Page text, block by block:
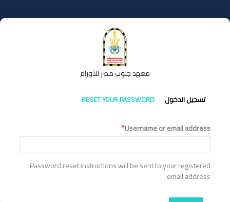
إلى
المحتوى
معهد جنوب مصر للأورام
التبويبات
الأساسية
تسجيل الدخول RESET YOUR PASSWORD
Username or email address
Password reset instructions will be sent to your registered
email address.